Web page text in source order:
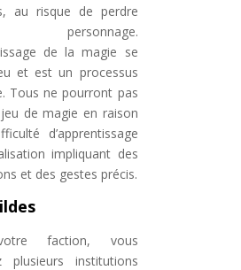
au risque de perdre
personnage.
de la magie se
et est un processus
Tous ne pourront pas
de magie en raison
d’apprentissage
impliquant des
et des gestes précis.
faction, vous
plusieurs institutions